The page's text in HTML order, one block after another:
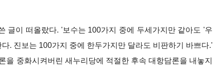
글이 떠올랐다. '보수는 100가지 중에 두세가지만 같아도 '우
. 진보는 100가지 중에 한두가지만 달라도 비판하기 바쁘다.'
을 중화시켜버린 새누리당에 적절한 후속 대항담론을 내놓지